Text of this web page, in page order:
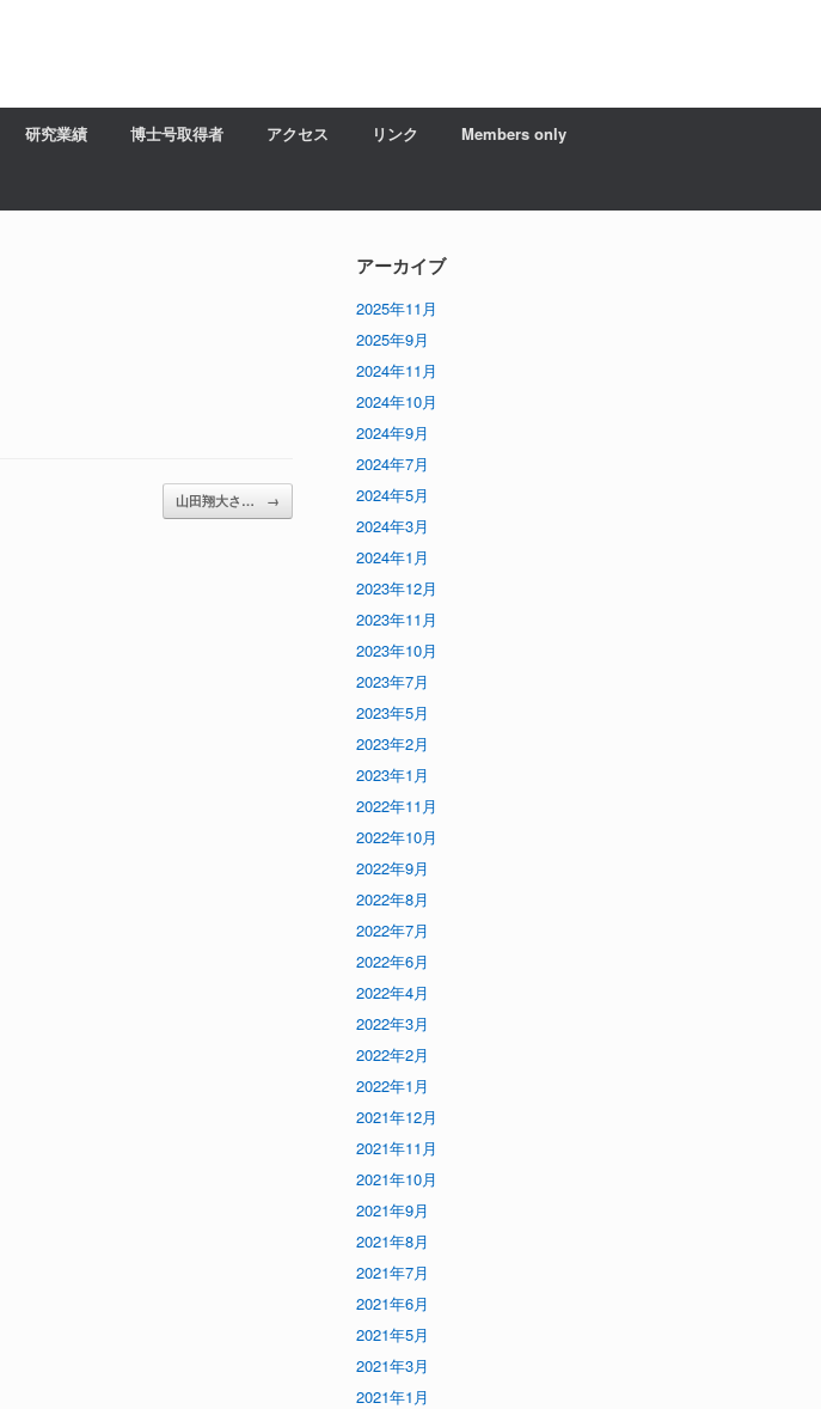
研究業績 博士号取得者 アクセス リンク Members only
山田翔大さ… →
アーカイブ
2025年11月
2025年9月
2024年11月
2024年10月
2024年9月
2024年7月
2024年5月
2024年3月
2024年1月
2023年12月
2023年11月
2023年10月
2023年7月
2023年5月
2023年2月
2023年1月
2022年11月
2022年10月
2022年9月
2022年8月
2022年7月
2022年6月
2022年4月
2022年3月
2022年2月
2022年1月
2021年12月
2021年11月
2021年10月
2021年9月
2021年8月
2021年7月
2021年6月
2021年5月
2021年3月
2021年1月